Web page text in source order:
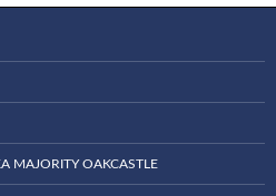
MAJORITY OAKCASTLE